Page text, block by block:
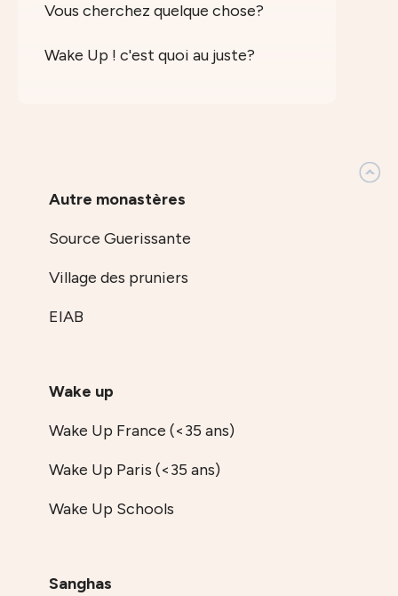
Vous cherchez quelque chose?
Wake Up ! c'est quoi au juste?
Autre monastères
Source Guerissante
Village des pruniers
EIAB
Wake up
Wake Up France (<35 ans)
Wake Up Paris (<35 ans)
Wake Up Schools
Sanghas